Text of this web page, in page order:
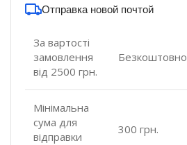
Отправка новой почтой
За вартості
замовлення
від 2500 грн.
Безкоштовно
Мінімальна
сума для
відправки
300 грн.